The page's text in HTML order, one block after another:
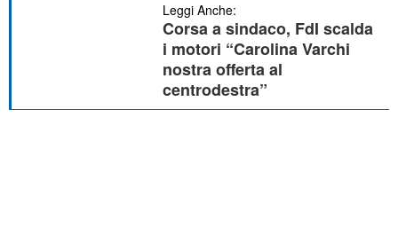
Leggi Anche:
Corsa a sindaco, FdI scalda
i motori “Carolina Varchi
nostra offerta al
centrodestra”